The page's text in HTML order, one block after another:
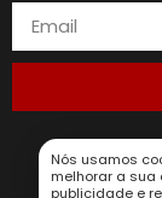
Nós usamos
melhorar a sua
publicidade e